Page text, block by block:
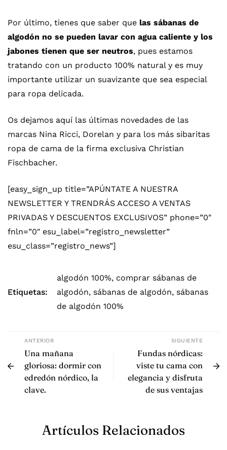
Por último, tienes que saber que las sábanas de
algodón no se pueden lavar con agua caliente y los
jabones tienen que ser neutros, pues estamos
tratando con un producto 100% natural y es muy
importante utilizar un suavizante que sea especial
para ropa delicada.
Os dejamos aquí las últimas novedades de las
marcas Nina Ricci, Dorelan y para los más sibaritas
ropa de cama de la firma exclusiva Christian
Fischbacher.
[easy_sign_up title=”APÚNTATE A NUESTRA
NEWSLETTER Y TRENDRÁS ACCESO A VENTAS
PRIVADAS Y DESCUENTOS EXCLUSIVOS” phone=”0″
fnln=”0″ esu_label=”registro_newsletter”
esu_class=”registro_news”]
Etiquetas:
algodón 100%, comprar sábanas de
algodón, sábanas de algodón, sábanas
de algodón 100%
ANTERIOR
Una mañana
gloriosa: dormir con
edredón nórdico, la
clave.
SIGUIENTE
Fundas nórdicas:
viste tu cama con
elegancia y disfruta
de sus ventajas
Artículos Relacionados